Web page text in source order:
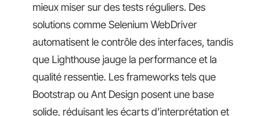
mieux miser sur des tests réguliers. Des
solutions comme Selenium WebDriver
automatisent le contrôle des interfaces, tandis
que Lighthouse jauge la performance et la
qualité ressentie. Les frameworks tels que
Bootstrap ou Ant Design posent une base
solide, réduisant les écarts d’interprétation et